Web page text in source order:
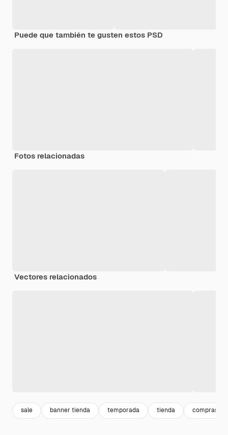
Puede que también te gusten estos PSD
Fotos relacionadas
Vectores relacionados
sale banner tienda temporada tienda compras